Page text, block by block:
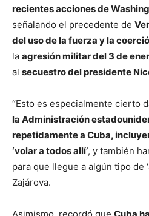
recientes acciones de
señalando el precedente de
del uso de la fuerza y la
la agresión militar del 3 de
al secuestro del presidente
“Esto es especialmente cierto
la Administración
repetidamente a Cuba,
‘volar a todos allí’, y también
para que llegue a algún tipo de
Zajárova.